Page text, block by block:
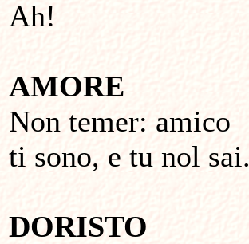
Ah!
AMORE
Non temer: amico
ti sono, e tu nol sai.
DORISTO